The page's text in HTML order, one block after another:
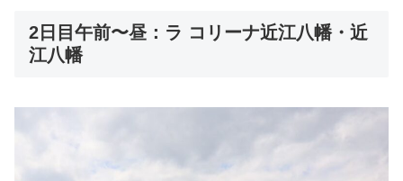
2日目午前〜昼：ラ コリーナ近江八幡・近
江八幡